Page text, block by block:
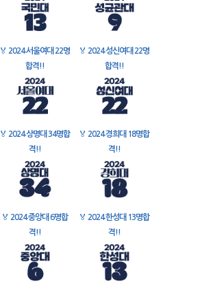
🏅 2024 서울여대 22명
합격!!
🏅 2024 성신여대 22명
합격!!
🏅 2024 상명대 34명합
격!!
🏅 2024 경희대 18명합
격!!
🏅 2024 중앙대 6명합
격!!
🏅 2024 한성대 13명합
격!!